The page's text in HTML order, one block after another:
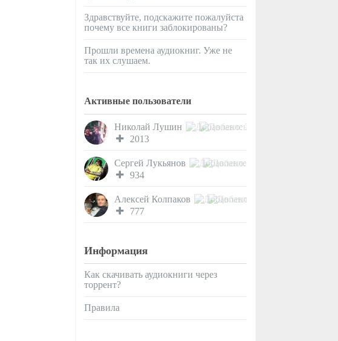
Здравствуйте, подскажите пожалуйста
почему все книги заблокированы?
Прошли времена аудиокниг. Уже не
так их слушаем.
Активные пользователи
Николай Лушин
2013
Сергей Лукьянов
934
Алексей Колпаков
777
Информация
Как скачивать аудиокниги через
торрент?
Правила